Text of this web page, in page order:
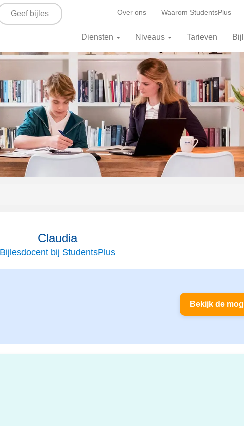
Geef bijles Over ons Waarom StudentsPlus
Diensten Niveaus Tarieven
Claudia
Bijlesdocent bij StudentsPlus
Bekijk de